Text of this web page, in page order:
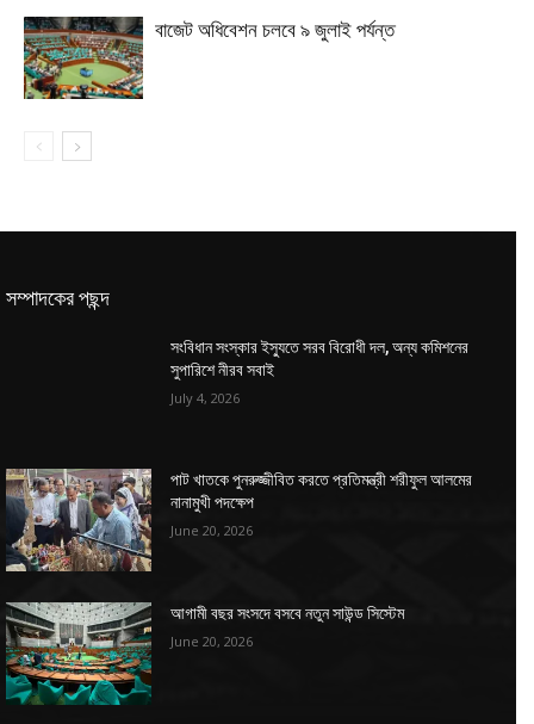
বাজেট অধিবেশন চলবে ৯ জুলাই পর্যন্ত
সম্পাদকের পছন্দ
সংবিধান সংস্কার ইস্যুতে সরব বিরোধী দল, অন্য কমিশনের
সুপারিশে নীরব সবাই
July 4, 2026
পাট খাতকে পুনরুজ্জীবিত করতে প্রতিমন্ত্রী শরীফুল আলমের
নানামুখী পদক্ষেপ
June 20, 2026
আগামী বছর সংসদে বসবে নতুন সাউন্ড সিস্টেম
June 20, 2026